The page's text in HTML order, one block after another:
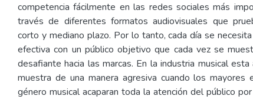
competencia fácilmente en las redes sociales más
través de diferentes formatos audiovisuales que
corto y mediano plazo. Por lo tanto, cada día se
efectiva con un público objetivo que cada vez se
desafiante hacia las marcas. En la industria musical
muestra de una manera agresiva cuando los mayores
género musical acaparan toda la atención del público